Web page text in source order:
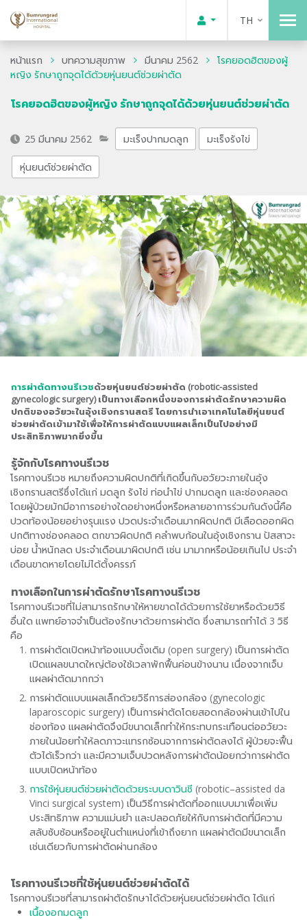
TH
หน้าแรก บทความสุขภาพ มีนาคม 2562
โรคยอดฮิตของผู้
หญิง รักษาถูกจุดได้ด้วยหุ่นยนต์ช่วยผ่าตัด
โรคยอดฮิตของผู้หญิง รักษาถูกจุดได้ด้วยหุ่นยนต์ช่วยผ่าตัด
25 มีนาคม 2562 มะเร็งปากมดลูก มะเร็งรังไข่
หุ่นยนต์ช่วยผ่าตัด
การผ่าตัดทางนรีเวชด้วยหุ่นยนต์ช่วยผ่าตัด (robotic-assisted
gynecologic surgery) เป็นทางเลือกหนึ่งของการผ่าตัดรักษาความผิด
ปกติของอวัยวะในอุ้งเชิงกรานสตรี โดยการนำเอาเทคโนโลยีหุ่นยนต์
ช่วยผ่าตัดเข้ามาใช้เพื่อให้การผ่าตัดแบบแผลเล็กเป็นไปอย่างมี
ประสิทธิภาพมากยิ่งขึ้น
รู้จักกับโรคทางนรีเวช
โรคทางนรีเวช หมายถึงความผิดปกติที่เกิดขึ้นกับอวัยวะภายในอุ้ง
เชิงกรานสตรีซึ่งได้แก่ มดลูก รังไข่ ท่อนำไข่ ปากมดลูก และช่องคลอด
โดยผู้ป่วยมักมีอาการอย่างใดอย่างหนึ่งหรือหลายอาการร่วมกันดังนี้คือ
ปวดท้องน้อยอย่างรุนแรง ปวดประจำเดือนมากผิดปกติ มีเลือดออกผิด
ปกติทางช่องคลอด ตกขาวผิดปกติ คลำพบก้อนในอุ้งเชิงกราน ปัสสาวะ
บ่อย น้ำหนักลด ประจำเดือนมาผิดปกติ เช่น มามากหรือน้อยเกินไป ประจำ
เดือนขาดหายโดยไม่ได้ตั้งครรภ์
ทางเลือกในการผ่าตัดรักษาโรคทางนรีเวช
โรคทางนรีเวชที่ไม่สามารถรักษาให้หายขาดได้ด้วยการใช้ยาหรือด้วยวิธี
อื่นใด แพทย์อาจจำเป็นต้องรักษาด้วยการผ่าตัด ซึ่งสามารถทำได้ 3 วิธี
คือ
การผ่าตัดเปิดหน้าท้องแบบดั้งเดิม (open surgery) เป็นการผ่าตัด
เปิดแผลขนาดใหญ่ต้องใช้เวลาพักฟื้นค่อนข้างนาน เนื่องจากเจ็บ
แผลผ่าตัดมากกว่า
การผ่าตัดแบบแผลเล็กด้วยวิธีการส่องกล้อง (gynecologic
laparoscopic surgery) เป็นการผ่าตัดโดยสอดกล้องผ่านเข้าไปใน
ช่องท้อง แผลผ่าตัดจึงมีขนาดเล็กทำให้กระทบกระเทือนต่ออวัยวะ
ภายในน้อยทำให้ลดภาวะแทรกซ้อนจากการผ่าตัดลงได้ ผู้ป่วยจะฟื้น
ตัวได้เร็วกว่า และมีความเจ็บปวดหลังการผ่าตัดน้อยกว่าการผ่าตัด
แบบเปิดหน้าท้อง
การใช้หุ่นยนต์ช่วยผ่าตัดด้วยระบบดาวินชี (robotic–assisted da
Vinci surgical system) เป็นวิธีการผ่าตัดที่ออกแบบมาเพื่อเพิ่ม
ประสิทธิภาพ ความแม่นยำ และปลอดภัยให้กับการผ่าตัดที่มีความ
สลับซับซ้อนหรืออยู่ในตำแหน่งที่เข้าถึงยาก แผลผ่าตัดมีขนาดเล็ก
เช่นเดียวกับการผ่าตัดผ่านกล้อง
โรคทางนรีเวชที่ใช้หุ่นยนต์ช่วยผ่าตัดได้
โรคทางนรีเวชที่สามารถผ่าตัดรักษาได้ด้วยหุ่นยนต์ช่วยผ่าตัด ได้แก่
เนื้องอกมดลูก